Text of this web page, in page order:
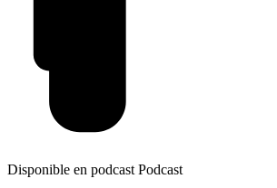
Disponible en podcast Podcast